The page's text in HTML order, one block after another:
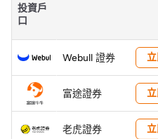
投資戶
口
Webull 證券
富途證券
老虎證券